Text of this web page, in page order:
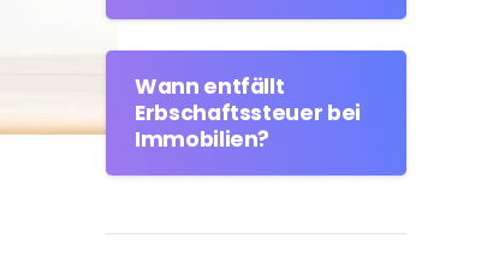
Wann entfällt
Erbschaftssteuer bei
Immobilien?